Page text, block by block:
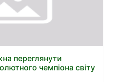
переглянути
чемпіона світу